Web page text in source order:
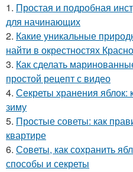
1. Простая и подробная
для начинающих
2. Какие уникальные
найти в окрестностях
3. Как сделать
простой рецепт с видео
4. Секреты хранения яблок:
зиму
5. Простые советы: как
квартире
6. Советы, как сохранить
способы и секреты